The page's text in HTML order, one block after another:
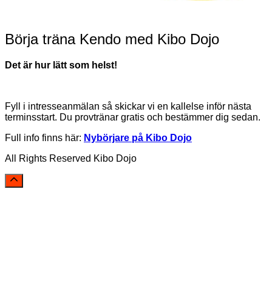
Börja träna Kendo med Kibo Dojo
Det är hur lätt som helst!
Fyll i intresseanmälan så skickar vi en kallelse inför nästa
terminsstart. Du provtränar gratis och bestämmer dig sedan.
Full info finns här: Nybörjare på Kibo Dojo
All Rights Reserved Kibo Dojo